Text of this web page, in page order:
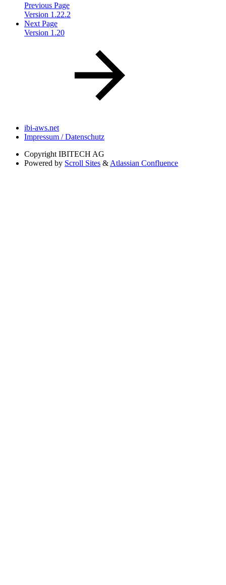
Previous Page
Version 1.22.2
Next Page
Version 1.20
ibi-aws.net
Impressum / Datenschutz
Copyright IBITECH AG
Powered by Scroll Sites & Atlassian Confluence